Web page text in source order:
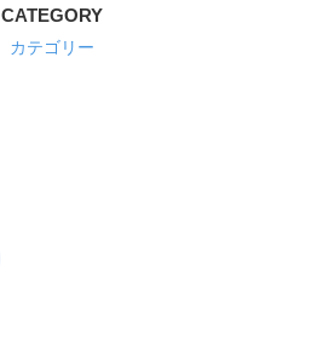
CATEGORY
カテゴリー